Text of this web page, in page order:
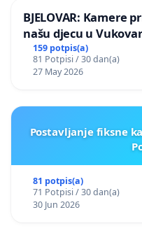
BJELOVAR: Kamere
našu djecu u
159 potpis(a)
81 Potpisi / 30 dan(a)
27 May 2026
Postavljanje fiksne
81 potpis(a)
71 Potpisi / 30 dan(a)
30 Jun 2026